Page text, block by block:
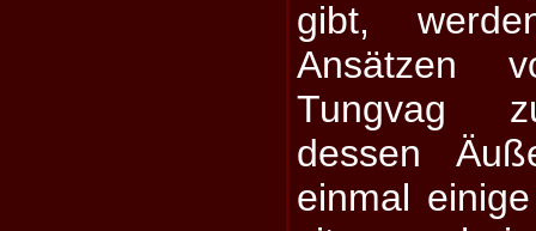
gibt,
Ansätzen
Tungvag
dessen
einmal